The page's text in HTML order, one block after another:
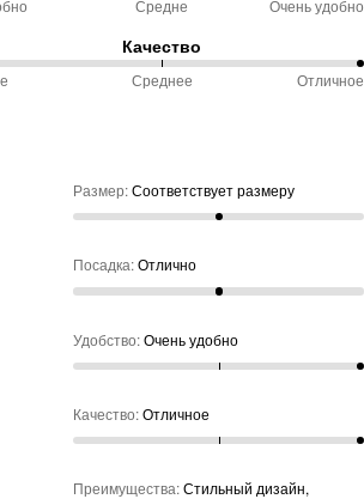
Средне Очень удобно
Качество
Среднее Отличное
Размер:Соответствует размеру
Посадка:Отлично
Удобство:Очень удобно
Качество:Отличное
Преимущества:Стильный дизайн,